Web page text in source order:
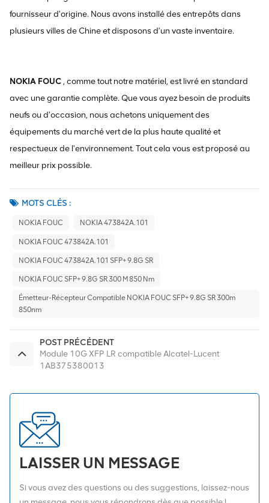
fournisseur d'origine. Nous avons installé des entrepôts dans
plusieurs villes de Chine et disposons d'un vaste inventaire.
NOKIA FOUC, comme tout notre matériel, est livré en standard
avec une garantie complète. Que vous ayez besoin de produits
neufs ou d'occasion, nous achetons uniquement des
équipements du marché vert de la plus haute qualité et
respectueux de l'environnement. Tout cela vous est proposé au
meilleur prix possible.
MOTS CLÉS :
NOKIA FOUC NOKIA 473842A.101
NOKIA FOUC 473842A.101
NOKIA FOUC 473842A.101 SFP+ 9.8G SR
NOKIA FOUC SFP+ 9.8G SR 300 M 850 Nm
Émetteur-Récepteur Compatible NOKIA FOUC SFP+ 9.8G SR 300m
850nm
POST PRÉCÉDENT
Module 10G XFP LR compatible Alcatel-Lucent
1AB375380013
LAISSER UN MESSAGE
Si vous avez des questions ou des suggestions, laissez-nous